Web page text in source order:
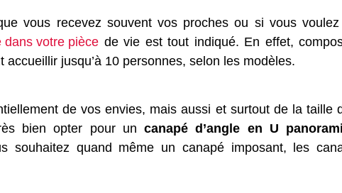
vous recevez souvent vos proches ou si vous voulez
dans votre pièce de vie est tout indiqué. En effet,
jusqu’à 10 personnes, selon les modèles.
de vos envies, mais aussi et surtout de la taille
bien opter pour uncanapé d’angle en U
souhaitez quand même un canapé imposant, les